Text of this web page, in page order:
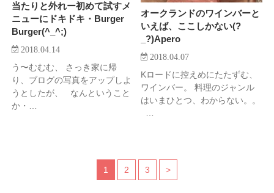
当たりと外れー初めて試すメ
ニューにドキドキ・Burger
Burger(^_^;)
2018.04.14
う〜むむむ、 さっき家に帰
り、ブログの写真をアップしよ
うとしたが、 なんということ
か・…
オークランドのワインバーと
いえば、ここしかない(?
_?)Apero
2018.04.07
Kロードに控えめにたたずむ、
ワインバー。 料理のジャンル
はいまひとつ、わからない。。
1 2 3 >